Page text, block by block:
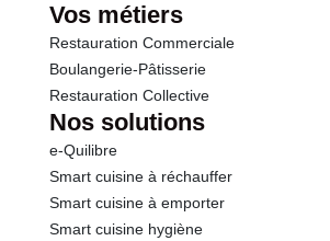
Vos métiers
Restauration Commerciale
Boulangerie-Pâtisserie
Restauration Collective
Nos solutions
e-Quilibre
Smart cuisine à réchauffer
Smart cuisine à emporter
Smart cuisine hygiène